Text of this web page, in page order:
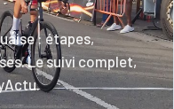
: étapes,
Le suivi complet,